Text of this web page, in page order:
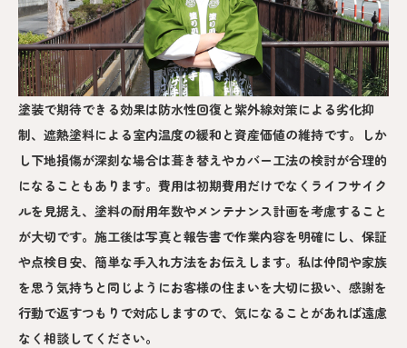
塗装で期待できる効果は防水性回復と紫外線対策による劣化抑
制、遮熱塗料による室内温度の緩和と資産価値の維持です。しか
し下地損傷が深刻な場合は葺き替えやカバー工法の検討が合理的
になることもあります。費用は初期費用だけでなくライフサイク
ルを見据え、塗料の耐用年数やメンテナンス計画を考慮すること
が大切です。施工後は写真と報告書で作業内容を明確にし、保証
や点検目安、簡単な手入れ方法をお伝えします。私は仲間や家族
を思う気持ちと同じようにお客様の住まいを大切に扱い、感謝を
行動で返すつもりで対応しますので、気になることがあれば遠慮
なく相談してください。